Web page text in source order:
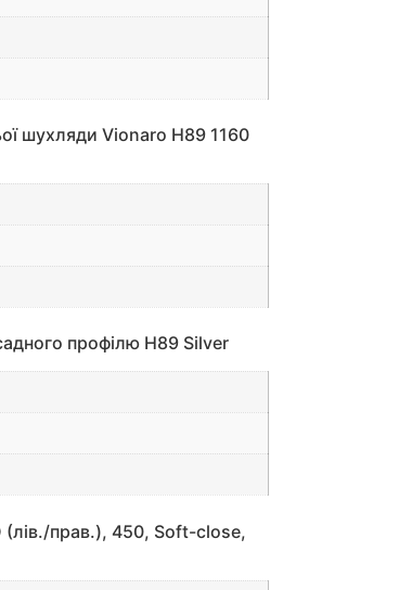
шухляди Vionaro H89 1160
профілю H89 Silver
прав.), 450, Soft-close,